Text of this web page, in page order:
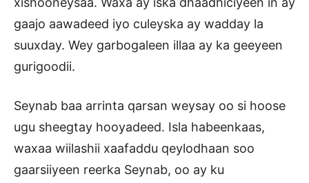
gaajo aawadeed iyo culeyska ay wadday la
suuxday. Wey garbogaleen illaa ay ka geeyeen
gurigoodii.
Seynab baa arrinta qarsan weysay oo si hoose
ugu sheegtay hooyadeed. Isla habeenkaas,
waxaa wiilashii xaafaddu qeylodhaan soo
gaarsiiyeen reerka Seynab, oo ay ku